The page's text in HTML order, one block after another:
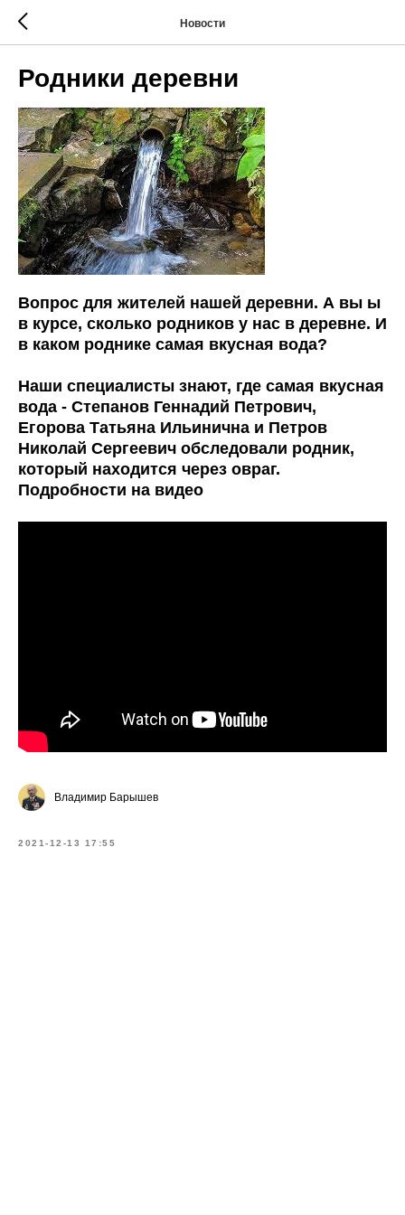
Новости
Родники деревни
Вопрос для жителей нашей деревни. А вы ы
в курсе, сколько родников у нас в деревне. И
в каком роднике самая вкусная вода?
Наши специалисты знают, где самая вкусная
вода - Степанов Геннадий Петрович,
Егорова Татьяна Ильинична и Петров
Николай Сергеевич обследовали родник,
который находится через овраг.
Подробности на видео
Владимир Барышев
2021-12-13 17:55